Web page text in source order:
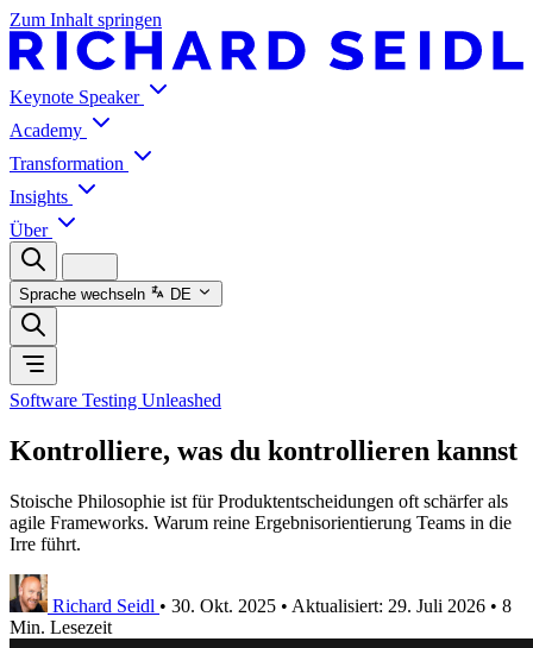
Zum Inhalt springen
Keynote Speaker
Academy
Transformation
Insights
Über
Sprache wechseln DE
Software Testing Unleashed
Kontrolliere, was du kontrollieren kannst
Stoische Philosophie ist für Produktentscheidungen oft schärfer als
agile Frameworks. Warum reine Ergebnisorientierung Teams in die
Irre führt.
Richard Seidl • 30. Okt. 2025 • Aktualisiert: 29. Juli 2026 • 8
Min. Lesezeit